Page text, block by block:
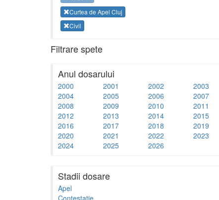
Curtea de Apel Cluj
Civil
Filtrare spete
Anul dosarului
2000 2001 2002
2003
2004
2005 2006
2007
2008
2009 2010
2011
2012
2013 2014
2015
2016
2017 2018
2019
2020
2021 2022
2023
2024
2025 2026
Stadii dosare
Apel
Contestatie